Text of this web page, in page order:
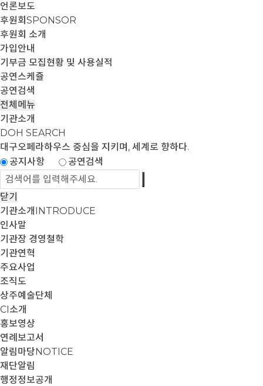
언론보도
후원회 SPONSOR
후원회 소개
가입안내
기부금 모집현황 및 사용실적
공연스케쥴
공연검색
전체메뉴
기관소개
DOH SEARCH
대구오페라하우스 중심을 지키며, 세계로 향하다.
공지사항
공연검색
닫기
기관소개 INTRODUCE
인사말
기관장 경영철학
기관연혁
주요사업
조직도
상주예술단체
CI소개
홍보영상
연례보고서
알림마당NOTICE
재단알림
행정정보공개